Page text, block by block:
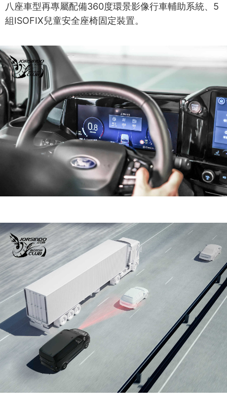
八座車型再專屬配備360度環景影像行車輔助系統、5
組ISOFIX兒童安全座椅固定裝置。